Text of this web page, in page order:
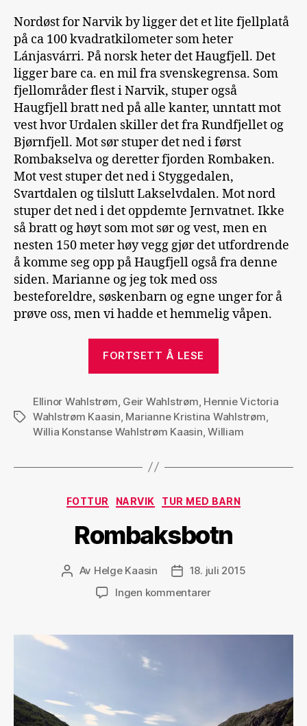
Nordøst for Narvik by ligger det et lite fjellplatå
på ca 100 kvadratkilometer som heter
Lánjasvárri. På norsk heter det Haugfjell. Det
ligger bare ca. en mil fra svenskegrensa. Som
fjellområder flest i Narvik, stuper også
Haugfjell bratt ned på alle kanter, unntatt mot
vest hvor Urdalen skiller det fra Rundfjellet og
Bjørnfjell. Mot sør stuper det ned i først
Rombakselva og deretter fjorden Rombaken.
Mot vest stuper det ned i Styggedalen,
Svartdalen og tilslutt Lakselvdalen. Mot nord
stuper det ned i det oppdemte Jernvatnet. Ikke
så bratt og høyt som mot sør og vest, men en
nesten 150 meter høy vegg gjør det utfordrende
å komme seg opp på Haugfjell også fra denne
siden. Marianne og jeg tok med oss
besteforeldre, søskenbarn og egne unger for å
prøve oss, men vi hadde et hemmelig våpen.
FORTSETT Å LESE
Stikkord
Ellinor Wahlstrøm Geir Wahlstrøm Hennie Victoria
Wahlstrøm Kaasin Marianne Kristina Wahlstrøm
Willia Konstanse Wahlstrøm Kaasin ,William
Kategorier
FOTTUR NARVIK TUR MED BARN
Rombaksbotn
Innleggsforfatter
Av Helge Kaasin Publiseringsdato
18. juli 2015
Ingen kommentarertil